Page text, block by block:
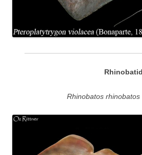
Rhinobatos rhinobatos